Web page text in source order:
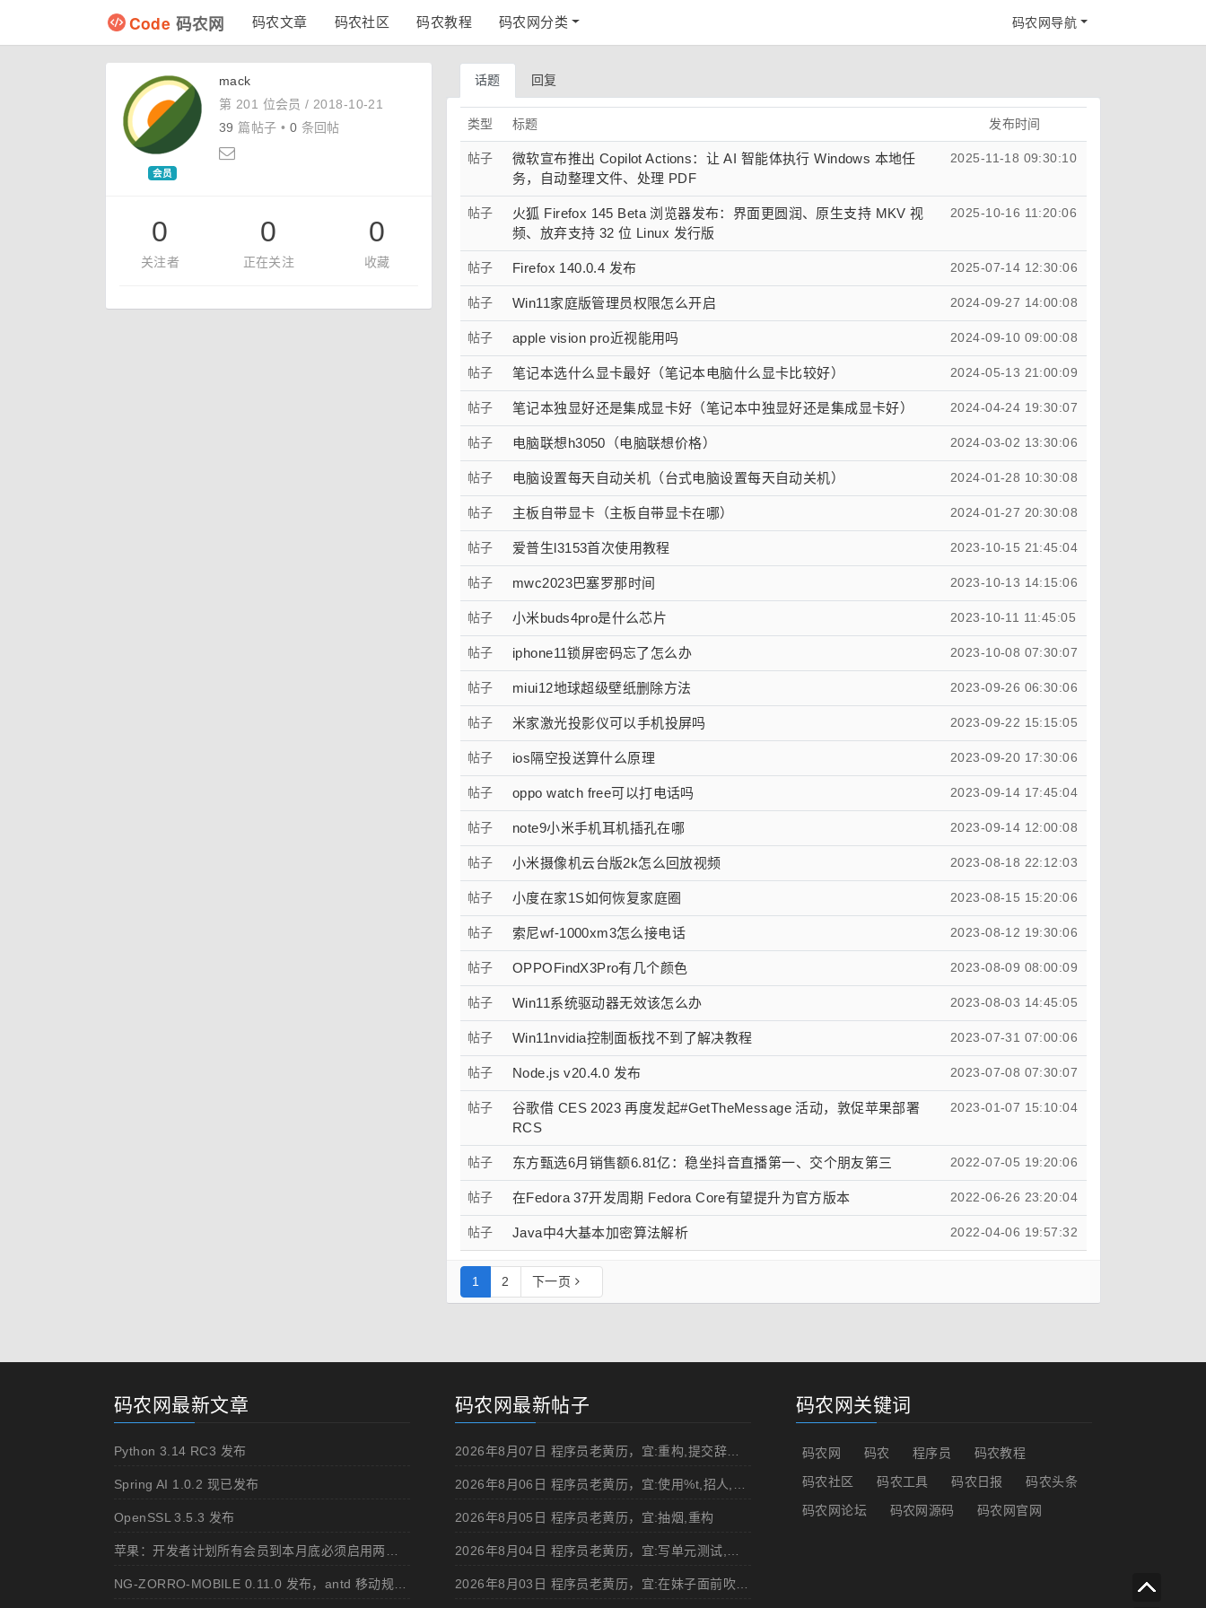
Code 码农网 码农文章 码农社区 码农教程 码农网分类 码农网导航
会员
mack
第 201 位会员 / 2018-10-21
39 篇帖子 • 0 条回帖
0
关注者
0
正在关注
0
收藏
话题 回复
类型 标题 发布时间
帖子
微软宣布推出 Copilot Actions：让 AI 智能体执行 Windows 本地任
务，自动整理文件、处理 PDF
2025-11-18 09:30:10
帖子
火狐 Firefox 145 Beta 浏览器发布：界面更圆润、原生支持 MKV 视
频、放弃支持 32 位 Linux 发行版
2025-10-16 11:20:06
帖子 Firefox 140.0.4 发布 2025-07-14 12:30:06
帖子 Win11家庭版管理员权限怎么开启 2024-09-27 14:00:08
帖子 apple vision pro近视能用吗 2024-09-10 09:00:08
帖子 笔记本选什么显卡最好（笔记本电脑什么显卡比较好） 2024-05-13 21:00:09
帖子 笔记本独显好还是集成显卡好（笔记本中独显好还是集成显卡好） 2024-04-24 19:30:07
帖子 电脑联想h3050（电脑联想价格） 2024-03-02 13:30:06
帖子 电脑设置每天自动关机（台式电脑设置每天自动关机） 2024-01-28 10:30:08
帖子 主板自带显卡（主板自带显卡在哪） 2024-01-27 20:30:08
帖子 爱普生l3153首次使用教程 2023-10-15 21:45:04
帖子 mwc2023巴塞罗那时间 2023-10-13 14:15:06
帖子 小米buds4pro是什么芯片 2023-10-11 11:45:05
帖子 iphone11锁屏密码忘了怎么办 2023-10-08 07:30:07
帖子 miui12地球超级壁纸删除方法 2023-09-26 06:30:06
帖子 米家激光投影仪可以手机投屏吗 2023-09-22 15:15:05
帖子 ios隔空投送算什么原理 2023-09-20 17:30:06
帖子 oppo watch free可以打电话吗 2023-09-14 17:45:04
帖子 note9小米手机耳机插孔在哪 2023-09-14 12:00:08
帖子 小米摄像机云台版2k怎么回放视频 2023-08-18 22:12:03
帖子 小度在家1S如何恢复家庭圈 2023-08-15 15:20:06
帖子 索尼wf-1000xm3怎么接电话 2023-08-12 19:30:06
帖子 OPPOFindX3Pro有几个颜色 2023-08-09 08:00:09
帖子 Win11系统驱动器无效该怎么办 2023-08-03 14:45:05
帖子 Win11nvidia控制面板找不到了解决教程 2023-07-31 07:00:06
帖子 Node.js v20.4.0 发布 2023-07-08 07:30:07
帖子
谷歌借 CES 2023 再度发起#GetTheMessage 活动，敦促苹果部署
RCS
2023-01-07 15:10:04
帖子 东方甄选6月销售额6.81亿：稳坐抖音直播第一、交个朋友第三 2022-07-05 19:20:06
帖子 在Fedora 37开发周期 Fedora Core有望提升为官方版本 2022-06-26 23:20:04
帖子 Java中4大基本加密算法解析 2022-04-06 19:57:32
1 2 下一页
码农网最新文章
Python 3.14 RC3 发布
Spring AI 1.0.2 现已发布
OpenSSL 3.5.3 发布
码农网最新帖子
2026年8月07日 程序员老黄历，宜:重构,提交辞职申请,申请加薪
2026年8月05日 程序员老黄历，宜:抽烟,重构
2026年8月03日 程序员老黄历，宜:在妹子面前吹牛,浏览成人网站
码农网关键词
码农网 码农 程序员
码农教程
码农社区
码农工具 码农日报
码农头条
码农网论坛
码农网源码 码农网官网